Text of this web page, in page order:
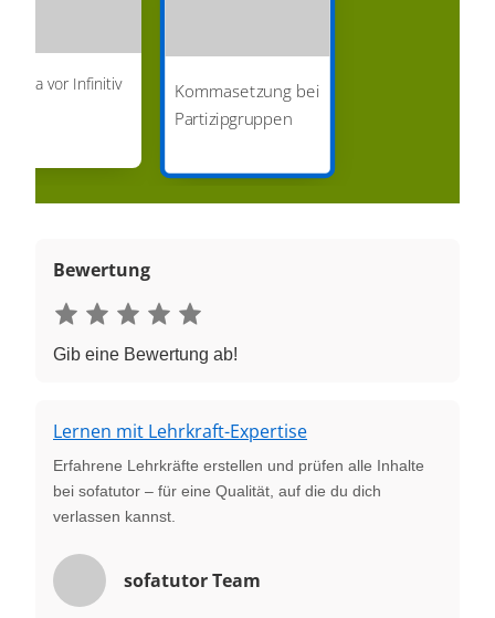
vor Infinitiv
Kommasetzung bei
Partizipgruppen
Bewertung
Gib eine Bewertung ab!
Lernen mit Lehrkraft-Expertise
Erfahrene Lehrkräfte erstellen und prüfen alle Inhalte
bei sofatutor – für eine Qualität, auf die du dich
verlassen kannst.
sofatutor Team